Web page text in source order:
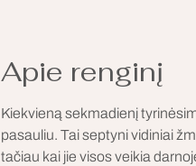
Apie renginį
Kiekvieną sekmadienį
pasauliu. Tai septyni vidiniai
tačiau kai jie visos veikia